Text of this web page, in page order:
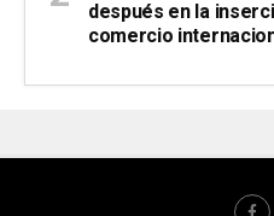
después en la
comercio